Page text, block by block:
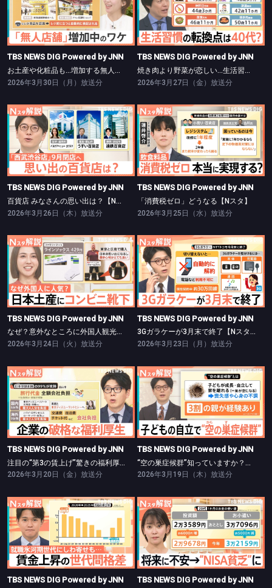
TBS NEWS DIG Powered by JNN
お土産や化粧品も…増加する無人店舗【Nスタ】
TBS NEWS DIG Powered by JNN
お土産や化粧品も…増加する無人店舗【Nスタ】
2026年3月30日（月）放送分
TBS NEWS DIG Powered by JNN
焼き肉より野菜が恋しい…生活習慣の転換点【Nスタ】
TBS NEWS DIG Powered by JNN
焼き肉より野菜が恋しい…生活習慣の転換点【Nスタ】
2026年3月27日（金）放送分
TBS NEWS DIG Powered by JNN
百貨店 みなさんの思い出は？【Nスタ】
TBS NEWS DIG Powered by JNN
百貨店 みなさんの思い出は？【Nスタ】
2026年3月26日（木）放送分
TBS NEWS DIG Powered by JNN
「消費税ゼロ」どうなる【Nスタ】
TBS NEWS DIG Powered by JNN
「消費税ゼロ」どうなる【Nスタ】
2026年3月25日（水）放送分
TBS NEWS DIG Powered by JNN
なぜ？意外なところに外国人観光客【Nスタ】
TBS NEWS DIG Powered by JNN
なぜ？意外なところに外国人観光客【Nスタ】
2026年3月24日（火）放送分
TBS NEWS DIG Powered by JNN
3Gガラケーが3月末で終了【Nスタ】
TBS NEWS DIG Powered by JNN
3Gガラケーが3月末で終了【Nスタ】
2026年3月23日（月）放送分
TBS NEWS DIG Powered by JNN
注目の“第3の賃上げ”驚きの福利厚生【Nスタ】
TBS NEWS DIG Powered by JNN
注目の“第3の賃上げ”驚きの福利厚生【Nスタ】
2026年3月20日（金）放送分
TBS NEWS DIG Powered by JNN
“空の巣症候群”知っていますか？【Nスタ】
TBS NEWS DIG Powered by JNN
“空の巣症候群”知っていますか？【Nスタ】
2026年3月19日（木）放送分
TBS NEWS DIG Powered by JNN
賃金上昇の「世代間格差」【Nスタ】
TBS NEWS DIG Powered by JNN
TBS NEWS DIG Powered by JNN
若者が「NISA貧乏」で“生活苦”？【Nスタ】
TBS NEWS DIG Powered by JNN